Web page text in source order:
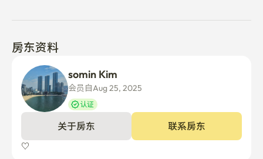
未成年人禁入
■没有监护人陪同的未成年人不得出入
■超过最大人数（包括幼儿）时不能入室（不可访客）
* 仅限预约人员入住 * 发生其他追加费用
该图像可能与实际不符
客房内禁止移动家具
房东资料
somin Kim
会员自Aug 25, 2025
认证
关于房东 联系房东
♡